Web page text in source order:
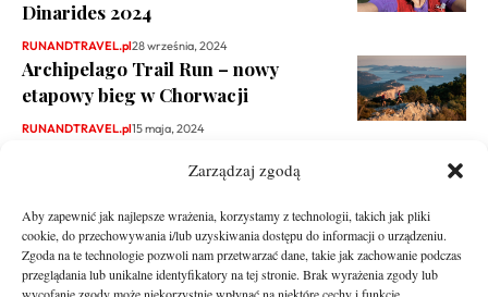
Zarządzaj zgodą
Aby zapewnić jak najlepsze wrażenia, korzystamy z technologii, takich jak pliki
cookie, do przechowywania i/lub uzyskiwania dostępu do informacji o urządzeniu.
Zgoda na te technologie pozwoli nam przetwarzać dane, takie jak zachowanie podczas
przeglądania lub unikalne identyfikatory na tej stronie. Brak wyrażenia zgody lub
Dinarides 2024
RUNANDTRAVEL.pl28 września, 2024
Archipelago Trail Run – nowy
etapowy bieg w Chorwacji
RUNANDTRAVEL.pl15 maja, 2024